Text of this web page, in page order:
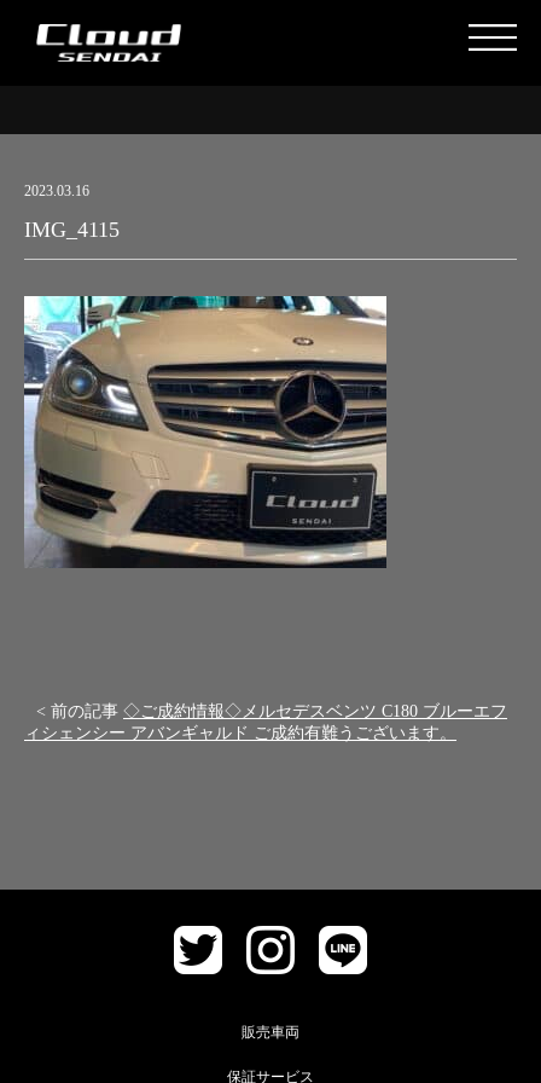
2023.03.16
IMG_4115
< 前の記事 ◇ご成約情報◇メルセデスベンツ C180 ブルーエフ
ィシェンシー アバンギャルド ご成約有難うございます。
販売車両
保証サービス